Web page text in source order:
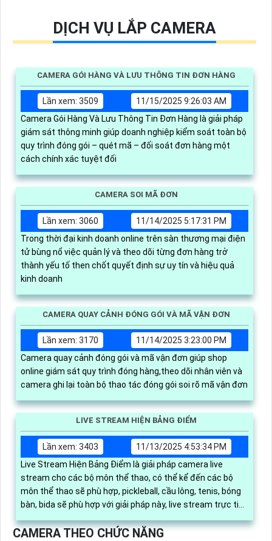
DỊCH VỤ LẮP CAMERA
CAMERA GÓI HÀNG VÀ LƯU THÔNG TIN ĐƠN HÀNG
Lần xem: 3509
11/15/2025 9:26:03 AM
Camera Gói Hàng Và Lưu Thông Tin Đơn Hàng là giải pháp
giám sát thông minh giúp doanh nghiệp kiểm soát toàn bộ
quy trình đóng gói – quét mã – đối soát đơn hàng một
cách chính xác tuyệt đối
CAMERA SOI MÃ ĐƠN
Lần xem: 3060
11/14/2025 5:17:31 PM
Trong thời đại kinh doanh online trên sàn thương mại điện
tử bùng nổ việc quản lý và theo dõi từng đơn hàng trở
thành yếu tố then chốt quyết định sự uy tín và hiệu quả
kinh doanh
CAMERA QUAY CẢNH ĐÓNG GÓI VÀ MÃ VẬN ĐƠN
Lần xem: 3170
11/14/2025 3:23:00 PM
Camera quay cảnh đóng gói và mã vận đơn giúp shop
online giám sát quy trình đóng hàng,theo dõi nhân viên và
camera ghi lại toàn bộ thao tác đóng gói soi rõ mã vận đơn
LIVE STREAM HIỆN BẢNG ĐIỂM
Lần xem: 3403
11/13/2025 4:53:34 PM
Live Stream Hiện Bảng Điểm là giải pháp camera live
stream cho các bộ môn thể thao, có thể kể đến các bộ
môn thể thao sẽ phù hợp, pickleball, cầu lông, tenis, bóng
bàn, bida sẽ phù hợp với giải pháp này, live stream trực tiếp
người có thể theo dõi dễ dàng
CAMERA THEO CHỨC NĂNG